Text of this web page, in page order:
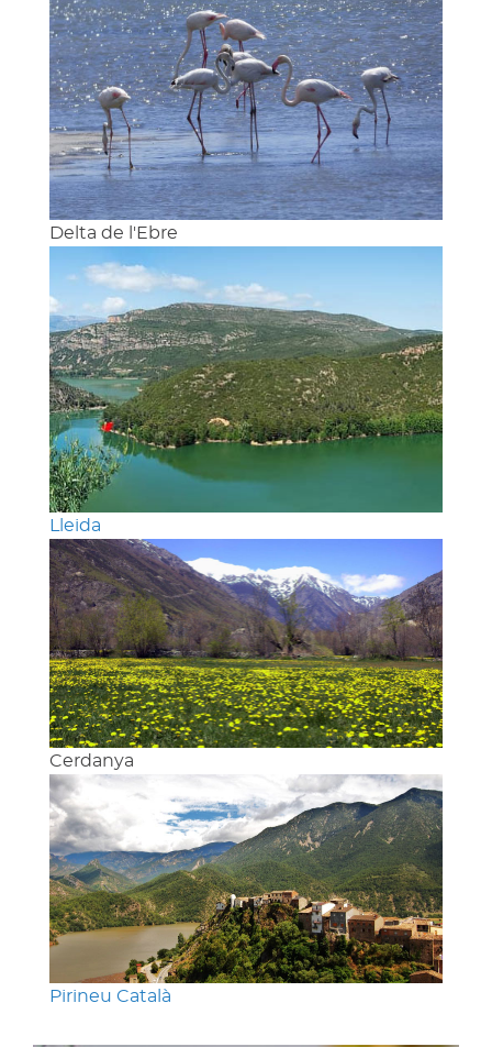
Delta de l'Ebre
Lleida
Cerdanya
Pirineu Català